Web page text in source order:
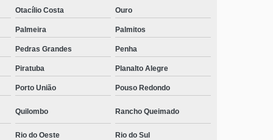
contato de clínica de reabilitação química homens
Saguaçu
telefone de clínica de reabilitação química mais perto
Paial
telefone de clínica para dependente químico Irani
clínica para dependente químico Estrada Nova
clínica para dependente químico contato Sangão
Otacílio Costa Ouro
Palmeira Palmitos
Pedras Grandes Penha
Piratuba Planalto Alegre
Porto União Pouso Redondo
Quilombo Rancho Queimado
Rio do Oeste Rio do Sul